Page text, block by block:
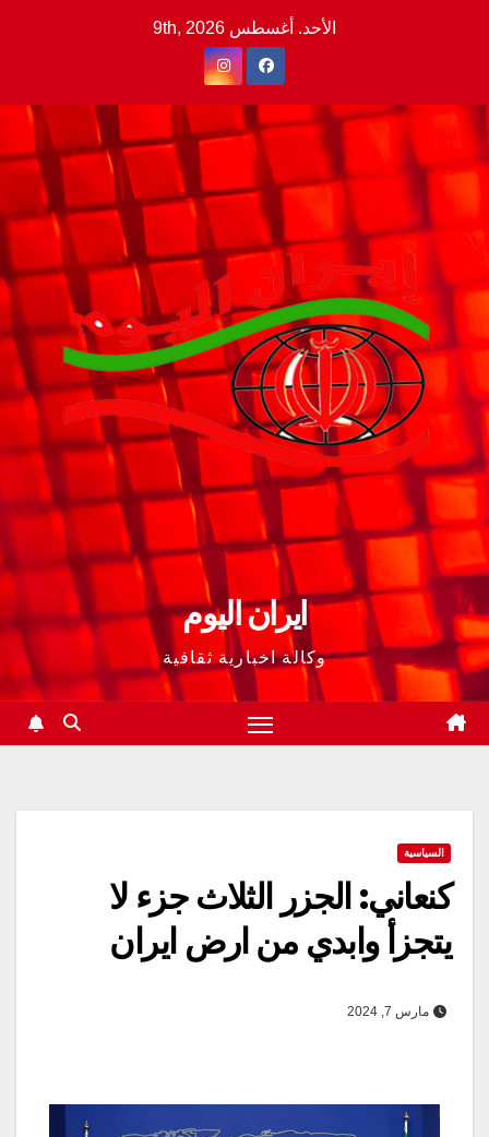
الأحد. أغسطس 9th, 2026
ايران اليوم
وكالة اخبارية ثقافية
السياسية
كنعاني: الجزر الثلاث جزء لا
يتجزأ وابدي من ارض ايران
مارس 7, 2024